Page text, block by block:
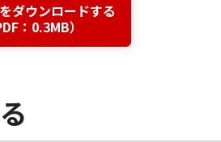
ダウンロードする
：0.3MB）